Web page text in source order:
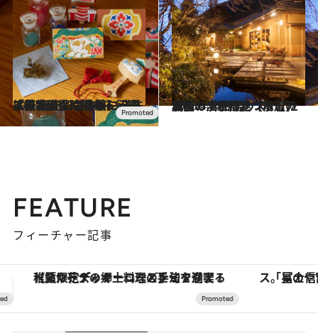
2023.6.3
「界 日光」【後篇】 先生は国宝修復に携わる伝統工芸士。 彩色体験に没頭する特別な時間を
旅＆お出かけ 2023.4.15
「星のや京都」【前篇】 嵐山の渓谷に建つ水辺の私邸で 非日常のステイを満喫
旅＆お出かけ
FEATURE
フィーチャー記事
「星のや富士」でデジタルデトックス。冨士信仰の歴史を辿り、心身を調える。 【銀座で出合う最旬美容】美髪ケアや上質